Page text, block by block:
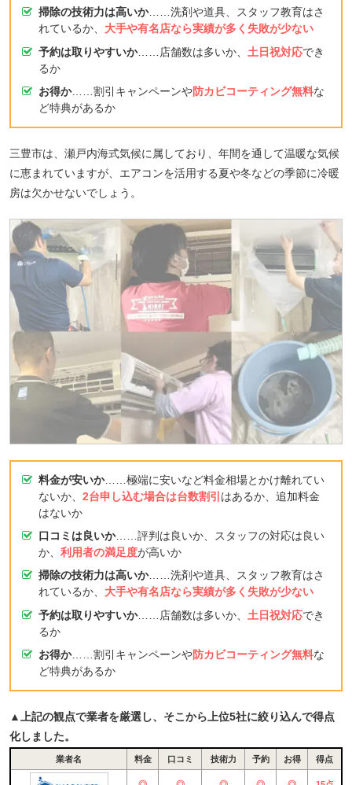
掃除の技術力は高いか……洗剤や道具、スタッフ教育はさ
れているか、 大手や有名店なら実績が多く失敗が少ない
予約は取りやすいか……店舗数は多いか、 土日祝対応でき
るか
お得か……割引キャンペーンや防カビコーティング無料な
ど特典があるか
三豊市は、瀬戸内海式気候に属しており、年間を通して温暖な気候
に恵まれていますが、エアコンを活用する夏や冬などの季節に冷暖
房は欠かせないでしょう。
料金が安いか……極端に安いなど料金相場とかけ離れてい
ないか、 2台申し込む場合は台数割引はあるか、追加料金
はないか
口コミは良いか……評判は良いか、スタッフの対応は良い
か、 利用者の満足度が高いか
掃除の技術力は高いか……洗剤や道具、スタッフ教育はさ
れているか、 大手や有名店なら実績が多く失敗が少ない
予約は取りやすいか……店舗数は多いか、 土日祝対応でき
るか
お得か……割引キャンペーンや防カビコーティング無料な
ど特典があるか
▲上記の観点で業者を厳選し、そこから上位5社に絞り込んで得点
化しました。
業者名 料金 口コミ 技術力 予約 お得 得点